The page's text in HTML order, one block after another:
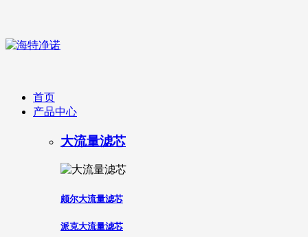
首页
产品中心
大流量滤芯
颇尔大流量滤芯
派克大流量滤芯